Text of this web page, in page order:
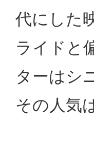
代にした
ライドと
ターはシ
その人気